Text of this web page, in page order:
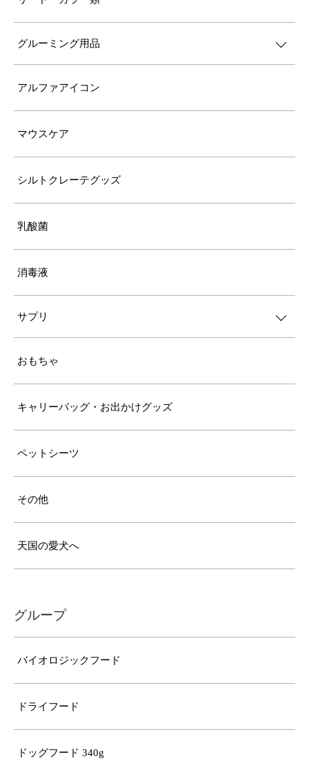
グルーミング用品
アルファアイコン
マウスケア
シルトクレーテグッズ
乳酸菌
消毒液
サプリ
おもちゃ
キャリーバッグ・お出かけグッズ
ペットシーツ
その他
天国の愛犬へ
グループ
バイオロジックフード
ドライフード
ドッグフード 340g